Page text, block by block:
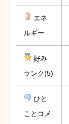
エネ
ルギー
好み
ランク(5)
ひと
ことコメ